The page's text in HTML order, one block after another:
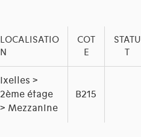
LOCALISATIO
N
COT
E
STATU
T
Ixelles >
2ème étage
> Mezzanine
B215